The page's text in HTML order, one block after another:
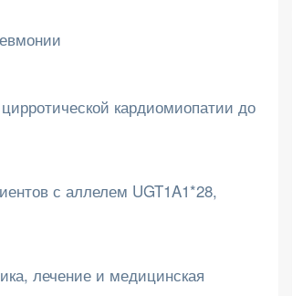
кардиомиопатии до
с аллелем UGT1A1*28,
лечение и медицинская